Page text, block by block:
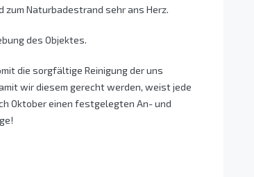
zum Naturbadestrand sehr ans Herz.
des Objektes.
die sorgfältige Reinigung der uns
wir diesem gerecht werden, weist jede
Oktober einen festgelegten An- und